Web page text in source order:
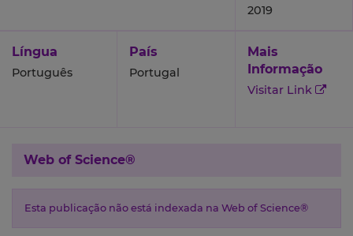
2019
Língua
Português
País
Portugal
Mais
Informação
Visitar Link
Web of Science®
Esta publicação não está indexada na Web of Science®